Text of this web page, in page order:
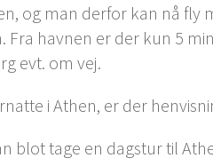
og man derfor kan nå fly
Fra havnen er der kun 5
evt. om vej.
i Athen, er der
blot tage en dagstur til